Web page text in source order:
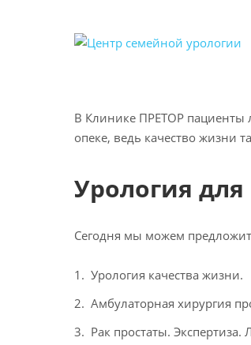
В Клинике ПРЕТОР пациенты
опеке, ведь качество жизни
Урология
Сегодня мы можем
Урология качества жизни.
Амбулаторная хирургия
Рак простаты. Экспертиза.